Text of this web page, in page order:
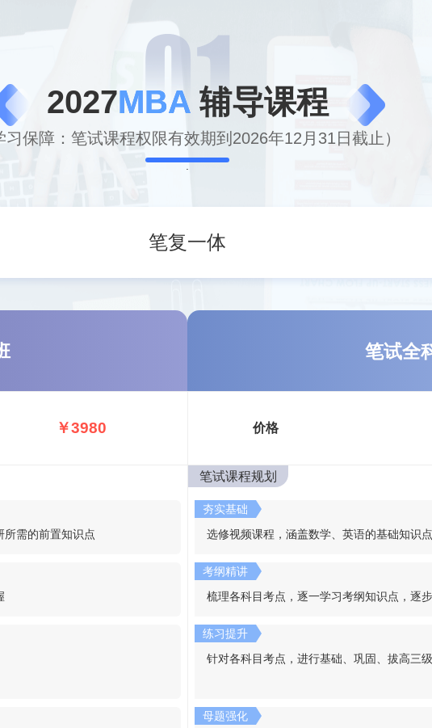
2027MBA 辅导课程
习保障：笔试课程权限有效期到2026年12月31日截止）
笔复一体
笔试全
￥3980 价格
所需的前置知识点
笔试课程规划
夯实基础
选修视频课程，涵盖数学、英语的基础知识
考纲精讲
梳理各科目考点，逐一学习考纲知识点，逐
练习提升
针对各科目考点，进行基础、巩固、拔高三
母题强化